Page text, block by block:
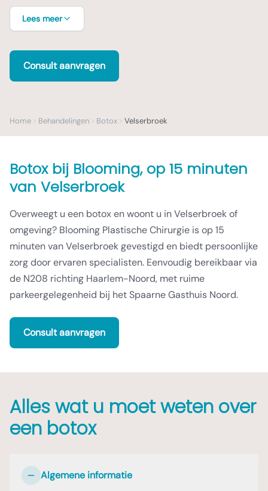
Lees meer
Consult aanvragen
Home Behandelingen Botox Velserbroek
Botoxbij Blooming, op 15 minuten
van Velserbroek
Overweegt u een botox en woont u in Velserbroek of
omgeving? Blooming Plastische Chirurgie is op 15
minuten van Velserbroek gevestigd en biedt persoonlijke
zorg door ervaren specialisten. Eenvoudig bereikbaar via
de N208 richting Haarlem-Noord, met ruime
parkeergelegenheid bij het Spaarne Gasthuis Noord.
Consult aanvragen
Alles wat u moet weten over
een botox
Algemene informatie